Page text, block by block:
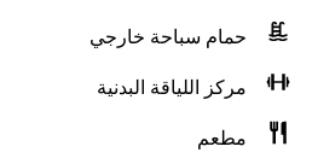
حمام سباحة خارجي
مركز اللياقة البدنية
مطعم